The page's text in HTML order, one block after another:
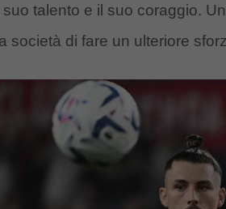
talento e il suo coraggio.
società di fare un ulteriore